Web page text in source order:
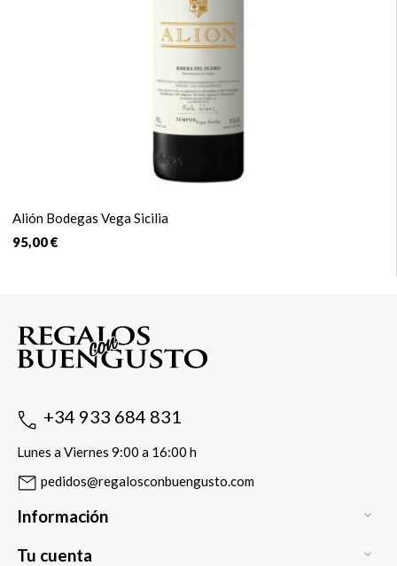
Alión Bodegas Vega Sicilia
95,00 €
+34 933 684 831
Lunes a Viernes 9:00 a 16:00 h
pedidos@regalosconbuengusto.com
Información 
Tu cuenta 